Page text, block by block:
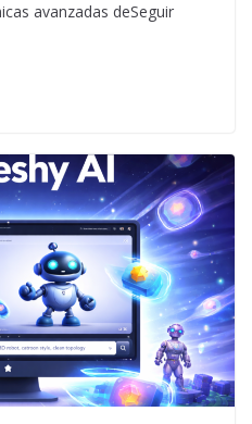
avanzadas deSeguir